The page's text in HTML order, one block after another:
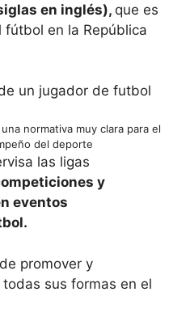
en inglés), que es
en la República
normativa muy clara para el
del deporte
las ligas
y
eventos
promover y
sus formas en el